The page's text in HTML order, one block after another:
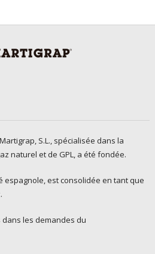
S.L., spécialisée dans la
naturel et de GPL, a été fondée.
espagnole, est consolidée en tant que
dans les demandes du